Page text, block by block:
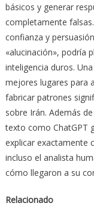
básicos y generar
completamente
confianza y
«alucinación», podría
inteligencia duros.
mejores lugares para
fabricar patrones
sobre Irán. Además
texto como ChatGPT
explicar exactamente
incluso el analista
cómo llegaron a su
Relacionado